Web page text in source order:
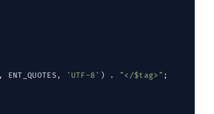
'UTF-8' ) . "</$tag>" ;